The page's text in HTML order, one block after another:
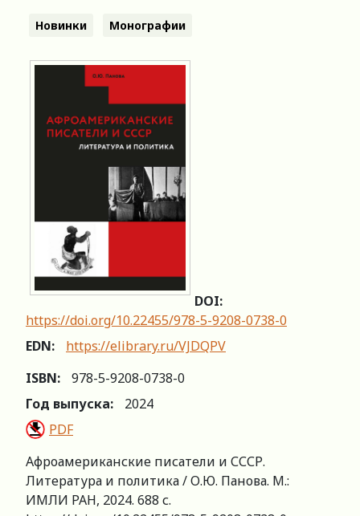
Новинки Монографии
DOI:
https://doi.org/10.22455/978-5-9208-0738-0
EDN:
https://elibrary.ru/VJDQPV
ISBN:
978-5-9208-0738-0
Год выпуска:
2024
PDF
Афроамериканские писатели и СССР.
Литература и политика / О.Ю. Панова. М.:
ИМЛИ РАН, 2024. 688 с.